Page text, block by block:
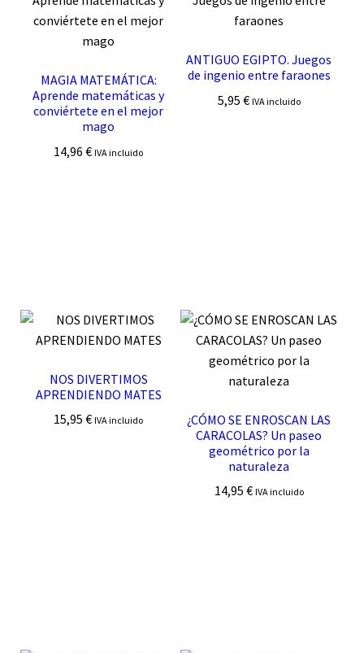
MAGIA MATEMÁTICA:
Aprende matemáticas y
conviértete en el mejor
mago
14,96€ IVA incluido
ANTIGUO EGIPTO. Juegos
de ingenio entre faraones
5,95 € IVA incluido
NOS DIVERTIMOS
APRENDIENDO MATES
15,95€ IVA incluido
¿CÓMO SE ENROSCAN LAS
CARACOLAS? Un paseo
geométrico por la
naturaleza
14,95 € IVA incluido